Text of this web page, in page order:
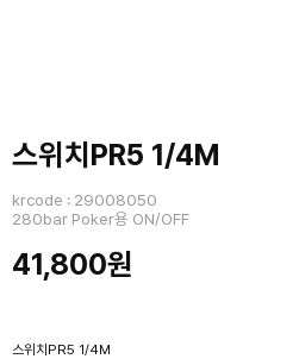
스위치PR5 1/4M
krcode : 29008050
280bar Poker용 ON/OFF
41,800원
스위치PR5 1/4M